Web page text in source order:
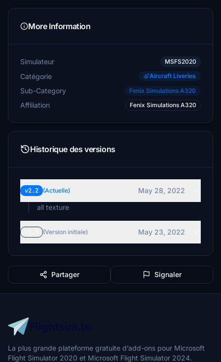
More Information
Simulateur MSFS2020
Catégorie Aircraft Liveries
Sub-Category Fenix Simulations A320
Affiliation Fenix Simulations A320
Historique des versions
v2.2 (Actuelle)
May 28, 2022
all texture
(Version initiale) May 23, 2022
Partager Signaler
La plus grande plateforme gratuite d’add-ons pour Microsoft
Flight Simulator 2020 et Microsoft Flight Simulator 2024.